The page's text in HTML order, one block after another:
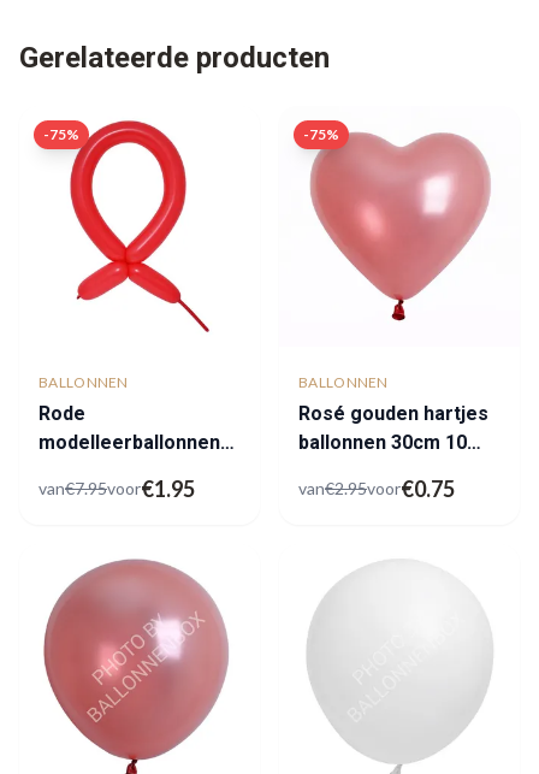
Gerelateerde producten
-75%
BALLONNEN
Rode
modelleerballonnen
van€7.95voor€1.95
-75%
BALLONNEN
Rosé gouden hartjes
ballonnen 30cm 10
van€2.95voor€0.75